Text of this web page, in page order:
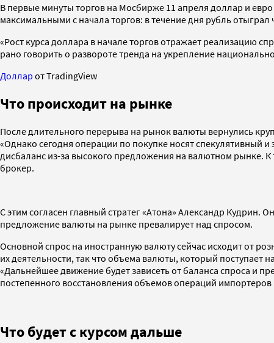
В первые минуты торгов на Мосбирже 11 апреля доллар и
максимальными с начала торгов: в течение дня рубль отыграл
«Рост курса доллара в начале торгов отражает реализацию
рано говорить о развороте тренда на укрепление
Доллар от TradingView
Что происходит на рынке
После длительного перерыва на рынок валюты вернулись
«Однако сегодня операции по покупке носят спекулятивный
дисбаланс из-за высокого предложения на валютном рынке.
брокер.
С этим согласен главный стратег «Атона» Александр Кудрин. Он
предложение валюты на рынке превалирует над спросом.
Основной спрос на иностранную валюту сейчас исходит от
их деятельности, так что объема валюты, который поступает
«Дальнейшее движение будет зависеть от баланса спроса и
постепенного восстановления объемов операций
Что будет с курсом дальше